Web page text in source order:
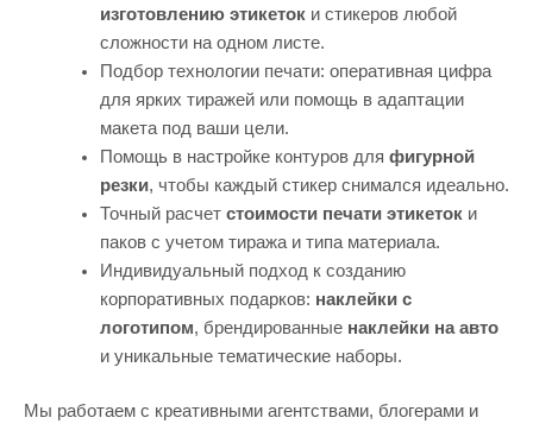
изготовлению этикетоки стикеров любой
сложности на одном листе.
Подбор технологии печати: оперативная цифра
для ярких тиражей или помощь в адаптации
макета под ваши цели.
Помощь в настройке контуров для фигурной
резки, чтобы каждый стикер снимался идеально.
Точный расчет стоимости печати этикетоки
паков с учетом тиража и типа материала.
Индивидуальный подход к созданию
корпоративных подарков: наклейки с
логотипом, брендированные наклейки на авто
и уникальные тематические наборы.
Мы работаем с креативными агентствами, блогерами и